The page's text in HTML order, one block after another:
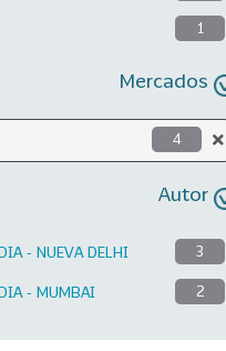
1
Mercados
4
Autor
- NUEVA DELHI 3
- MUMBAI 2